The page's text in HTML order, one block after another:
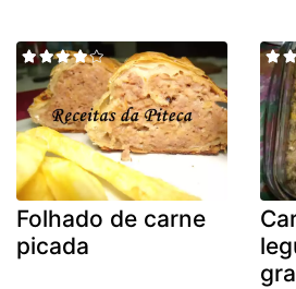
Folhado de carne
picada